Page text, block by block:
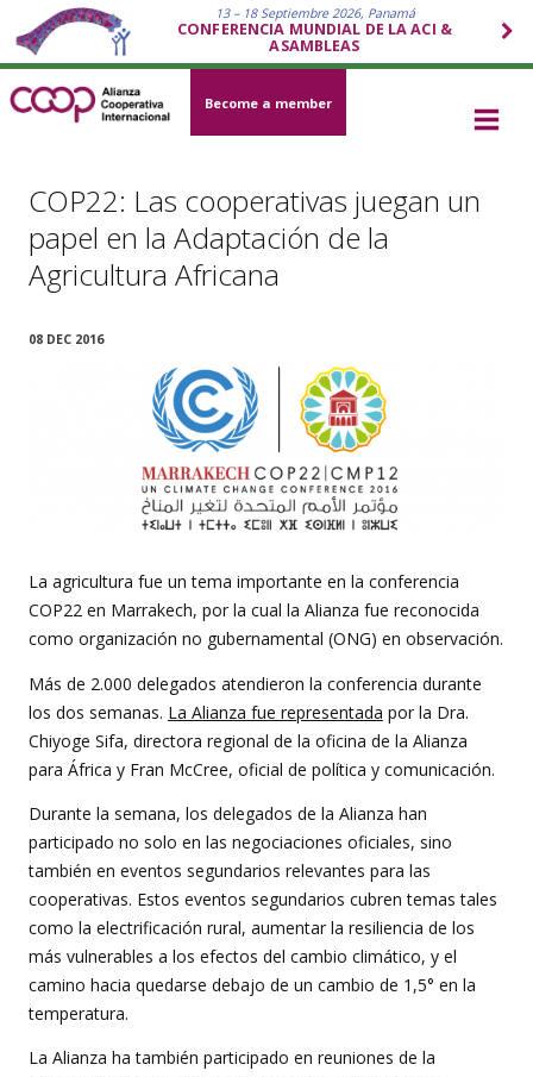
13 – 18 Septiembre 2026, Panamá
CONFERENCIA MUNDIAL DE LA ACI &
ASAMBLEAS
Become a member
COP22: Las cooperativas juegan un
papel en la Adaptación de la
Agricultura Africana
08 DEC 2016
La agricultura fue un tema importante en la conferencia
COP22 en Marrakech, por la cual la Alianza fue reconocida
como organización no gubernamental (ONG) en observación.
Más de 2.000 delegados atendieron la conferencia durante
los dos semanas. La Alianza fue representada por la Dra.
Chiyoge Sifa, directora regional de la oficina de la Alianza
para África y Fran McCree, oficial de política y comunicación.
Durante la semana, los delegados de la Alianza han
participado no solo en las negociaciones oficiales, sino
también en eventos segundarios relevantes para las
cooperativas. Estos eventos segundarios cubren temas tales
como la electrificación rural, aumentar la resiliencia de los
más vulnerables a los efectos del cambio climático, y el
camino hacia quedarse debajo de un cambio de 1,5° en la
temperatura.
La Alianza ha también participado en reuniones de la